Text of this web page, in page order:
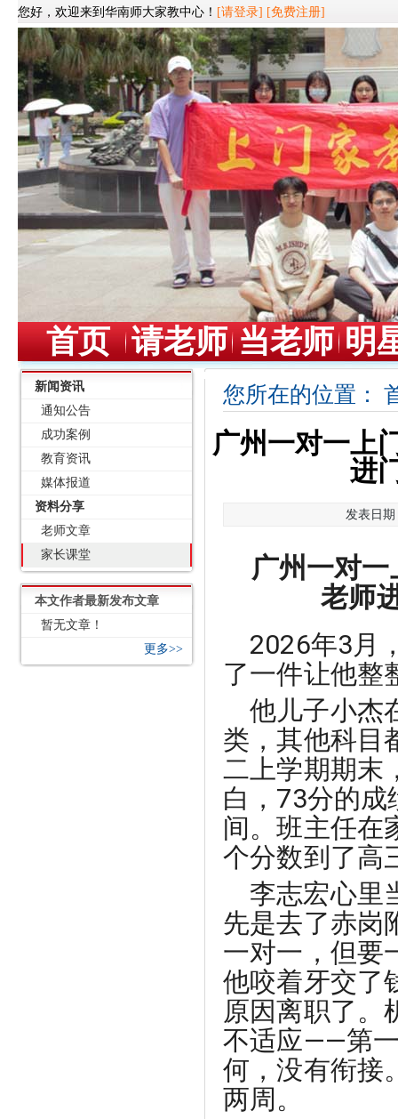
您好，欢迎来到华南师大家教中心！ [请登录] [免费注册]
首页 请老师 当老师 明
新闻资讯
通知公告
成功案例
教育资讯
媒体报道
资料分享
老师文章
家长课堂
本文作者最新发布文章
暂无文章！
更多>>
您所在的位置：
广州一对一上
进
发表日期
广州一对
老师
2026年3月
了一件让他整
他儿子小杰
类，其他科目
二上学期期末
白，73分的成
间。班主任在
个分数到了高
李志宏心里
先是去了赤岗
一对一，但要
他咬着牙交了
原因离职了。
不适应——第
何，没有衔接
两周。